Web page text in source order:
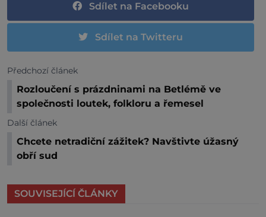
Sdílet na Facebooku
Sdílet na Twitteru
Předchozí článek
Rozloučení s prázdninami na Betlémě ve
společnosti loutek, folkloru a řemesel
Další článek
Chcete netradiční zážitek? Navštivte úžasný
obří sud
SOUVISEJÍCÍ ČLÁNKY